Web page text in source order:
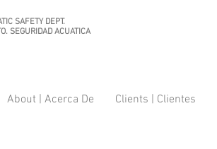
SAFETY DEPT.
SEGURIDAD ACUATICA
About | Acerca De Clients | Clientes